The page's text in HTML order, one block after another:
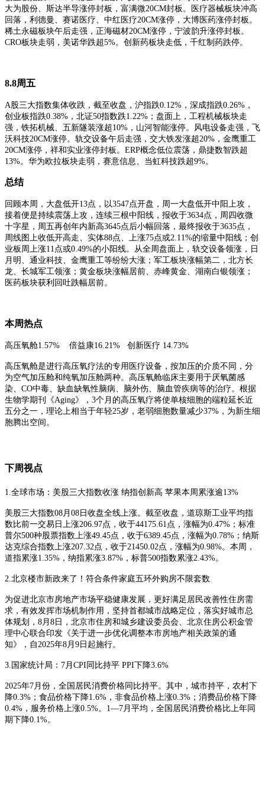
大为股份、斯达半导涨停封板，富满微20CM封板。医疗器械板块冲高
回落，利德曼、赛诺医疗、中红医疗20CM涨停，大博医药涨停封板。
稀土永磁板块午后走强，正海磁材20CM涨停，宁波韵升涨停封板。
CRO板块走弱，美诺华跌超5%。创新药板块走低，千红制药跌停。
8.8周五
A股三大指数集体收跌，截至收盘，沪指跌0.12%，深成指跌0.26%，
创业板指跌0.38%，北证50指数跌1.22% ； 盘面上，工程机械板块走
强，铁拓机械、五新隧装涨超10%，山河智能涨停。风电设备走强，飞
沃科技20CM涨停。轨交设备午后走强，交大铁发涨超20%，金鹰重工
20CM涨停，祥和实业涨停封板。ERP概念低位震荡，鼎捷数智跌超
13%。华为欧拉板块走弱，赛意信息、当虹科技跌超9%。
总结
回顾本周，大盘低开13点，以3547点开盘，周一大盘低开中阳上攻，
接着便是持续震荡上攻，连续三根中阳线，报收于3634点，周四收微
十字星，周五再创年内新高3645点后小幅回落，最终报收于3635点，
周线图上收低开高走、实体88点、上涨75点或2.11%的缩量中阳线；创
业板周上涨11点或0.49%的小阳线。从全周盘面上，轨交设备领涨，日
月明、通业科技、金鹰重工等纷纷大涨；军工板块涨幅第二，北方长
龙、长城军工领涨；黄金板块涨幅居前、赤峰黄金、湖南白银领涨；
医药板块获利回吐跌幅居前。
本周热点
高压氧舱1.57% 倍益康16.21% 创新医疗 14.73%
高压氧舱是进行高压氧疗法的专用医疗设备，按加压的介质不同，分
为空气加压舱和纯氧加压舱两种。高压氧舱临床主要用于厌氧菌感
染、 CO中毒、缺血缺氧性脑病、脑外伤、脑血管疾病等的治疗。根据
生物学期刊《Aging》，3个月的高压氧疗将使单核细胞的端粒延长近
五分之一，理论上相当于年轻25岁，老弱细胞数量减少37%，为新生细
胞腾出空间。
下周视点
1.全球市场：美股三大指数收涨 纳指创新高 苹果本周累涨逾13%‌‌‌
美股三大指数08月08日收盘全线上涨。截至收盘，道琼斯工业平均指
数比前一交易日上涨206.97点，收于44175.61点，涨幅为0.47%；标准
普尔500种股票指数上涨49.45点，收于6389.45点，涨幅为0.78%；纳斯
达克综合指数上涨207.32点，收于21450.02点，涨幅为0.98%。本周，
道指累涨1.35%，纳指累涨3.87%，标普500指数累涨2.43%。
2.北京楼市新政来了！符合条件家庭五环外购房不限套数
为促进北京市房地产市场平稳健康发展，更好满足居民改善性住房需
求，有效发挥市场机制作用，坚持首都城市战略定位，落实好城市总
体规划， 8月8日，北京市住房和城乡建设委员会、北京住房公积金管
理中心联合印发《关于进一步优化调整本市房地产相关政策的通
知》，自2025年8月9日起施行。
3.国家统计局：7月CPI同比持平 PPI下降3.6%
2025年7月份，全国居民消费价格同比持平。其中，城市持平，农村下
降0.3%；食品价格下降1.6%，非食品价格上涨0.3%；消费品价格下降
0.4%，服务价格上涨0.5%。1—7月平均，全国居民消费价格比上年同
期下降0.1%。